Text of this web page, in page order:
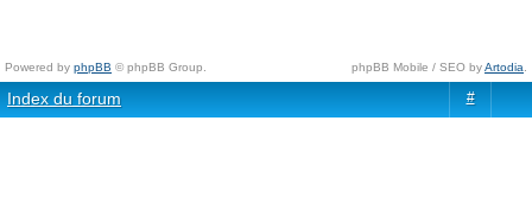
Powered by phpBB © phpBB Group. phpBB Mobile / SEO byArtodia
Index du forum #